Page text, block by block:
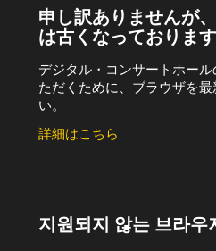
申し訳ありませんが
は古くなっております
デジタル・コンサートホー
ただくために、ブラウザを
い。
詳細はこちら
지원되지 않는 브라우